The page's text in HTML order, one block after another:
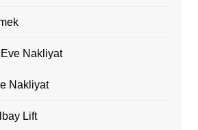
Nakliyat
Nakliyat
Lift